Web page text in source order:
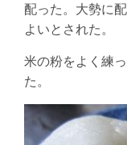
配った。大勢に
よいとされた。
米の粉をよく練
た。